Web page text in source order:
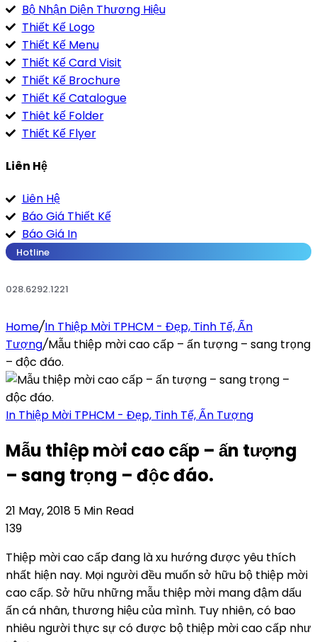
Bộ Nhận Diện Thương Hiệu
Thiết Kế Logo
Thiết Kế Menu
Thiết Kế Card Visit
Thiết Kế Brochure
Thiết Kế Catalogue
Thiêt kế Folder
Thiết Kế Flyer
Liên Hệ
Liên Hệ
Báo Giá Thiết Kế
Báo Giá In
Hotline
028.6292.1221
Home/In Thiệp Mời TPHCM - Đẹp, Tinh Tế, Ấn
Tượng/Mẫu thiệp mời cao cấp – ấn tượng – sang trọng
– độc đáo.
In Thiệp Mời TPHCM - Đẹp, Tinh Tế, Ấn Tượng
Mẫu thiệp mời cao cấp – ấn tượng
– sang trọng – độc đáo.
21 May, 2018 5 Min Read
139
Thiệp mời cao cấp đang là xu hướng được yêu thích
nhất hiện nay. Mọi người đều muốn sở hữu bộ thiệp mời
cao cấp. Sở hữu những mẫu thiệp mời mang đậm dấu
ấn cá nhân, thương hiệu của mình. Tuy nhiên, có bao
nhiêu người thực sự có được bộ thiệp mời cao cấp như